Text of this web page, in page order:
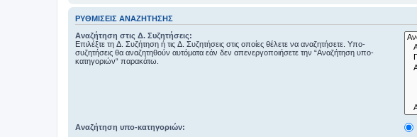
ΡΥΘΜΊΣΕΙΣ ΑΝΑΖΉΤΗΣΗΣ
Αναζήτηση στις Δ. Συζητήσεις:
Επιλέξτε τη Δ. Συζήτηση ή τις Δ. Συζητήσεις στις οποίες θέλετε να αναζητήσετε. Υπο-
συζητήσεις θα αναζητηθούν αυτόματα εάν δεν απενεργοποιήσετε την “Αναζήτηση υπο-
κατηγοριών“ παρακάτω.
Αναζήτηση υπο-κατηγοριών: